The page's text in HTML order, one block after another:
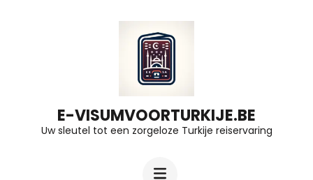
E-VISUMVOORTURKIJE.BE
Uw sleutel tot een zorgeloze Turkije reiservaring